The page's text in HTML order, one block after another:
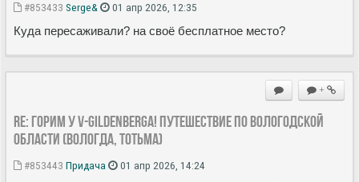
#853433 Serge& 01 апр 2026, 12:35
Куда пересаживали? на своё бесплатное место?
+
Re: Горим у V-Gildenberga! Путешествие по Вологодской
области (Вологда, Тотьма)
#853443 Придача 01 апр 2026, 14:24